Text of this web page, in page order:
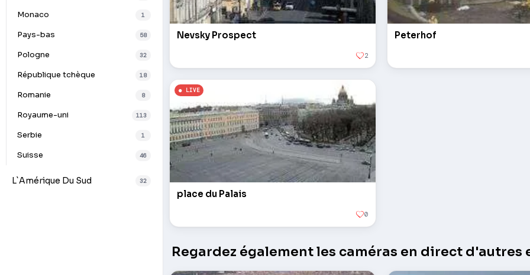
Monaco 1
Pays-bas 58
Pologne 32
République tchèque 18
Romanie 8
Royaume-uni 113
Serbie 1
Suisse 46
L`Amérique Du Sud 32
Nevsky Prospect
2
Peterhof
place du Palais
0
Regardez également les caméras en direct d'autres